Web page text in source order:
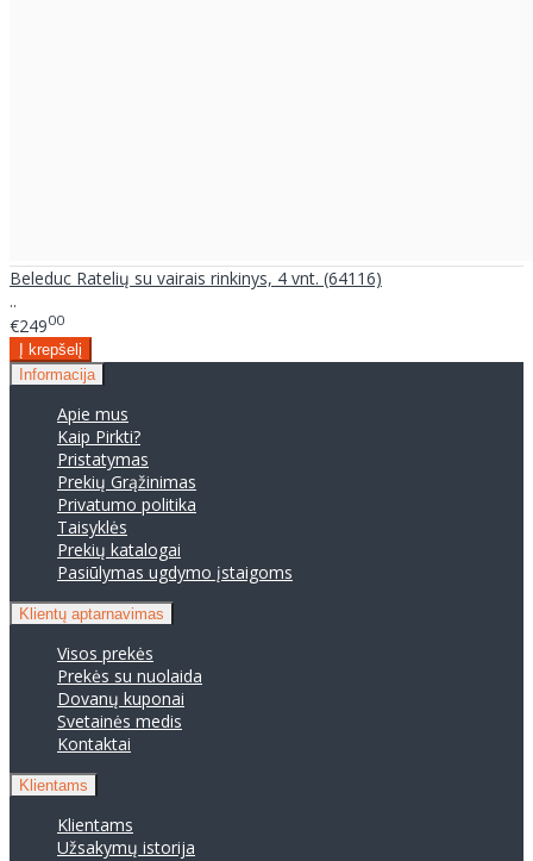
Beleduc Ratelių su vairais rinkinys, 4 vnt. (64116)
..
€24900
Informacija
Apie mus
Kaip Pirkti?
Pristatymas
Prekių Grąžinimas
Privatumo politika
Taisyklės
Prekių katalogai
Pasiūlymas ugdymo įstaigoms
Klientų aptarnavimas
Visos prekės
Prekės su nuolaida
Dovanų kuponai
Svetainės medis
Kontaktai
Klientams
Klientams
Užsakymų istorija